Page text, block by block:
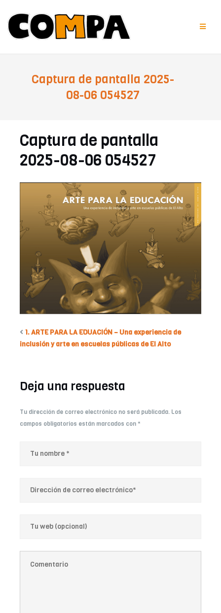
contenido
Captura de pantalla 2025-
08-06 054527
Captura de pantalla
2025-08-06 054527
1. ARTE PARA LA EDUACIÓN – Una experiencia de
inclusión y arte en escuelas públicas de El Alto
Deja una respuesta
Tu dirección de correo electrónico no será publicada. Los
campos obligatorios están marcados con*